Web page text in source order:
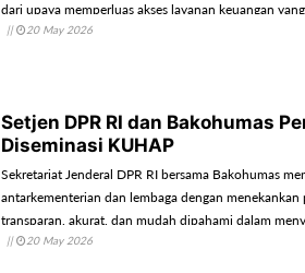
dari upaya memperluas akses layanan keuangan
bagi masyarakat, khususnya para peserta Taspen.
|| 20 May 2026
Setjen DPR RI dan Bakohumas
Diseminasi KUHAP
Sekretariat Jenderal DPR RI bersama Bakohumas
antarkementerian dan lembaga dengan
transparan, akurat, dan mudah dipahami dalam
masyarakat.
|| 20 May 2026